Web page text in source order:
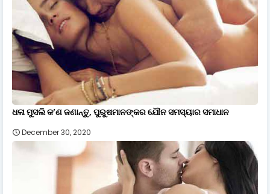
ଧଳା ମୁସଲି କ’ଣ ଜଣାନ୍ତୁ, ପୁରୁଷମାନଙ୍କର ଯୌନ ସମସ୍ୟାର ସମାଧାନ
December 30, 2020